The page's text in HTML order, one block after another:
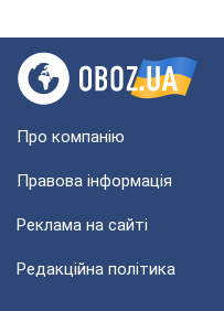
Про компанію
Правова інформація
Реклама на сайті
Редакційна політика